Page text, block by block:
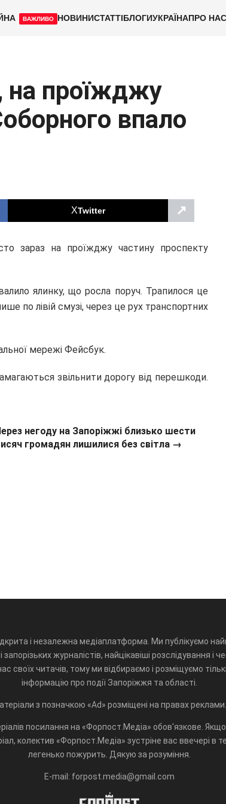
ВАЖЛИВО НОВИНИСТАТТІБЛОГИУКРАЇНАПРО НАС
на проїжджу
впало
Twitter ↗
зараз на проїжджу частину проспекту
ялинку, що росла поруч. Трапилося це
по лівій смузі, через це рух транспортних
мережі Фейсбук.
звільнити дорогу від перешкоди.
негоду на Запоріжжі близько шести
громадян лишилися без світла →
і незалежна медіаплатформа. Ми публікуємо
журналістів, найцікавіші розслідування і
своїх читачів, тому ми відбираємо і розміщуємо
інформацію про події Запоріжжя та області.
з позначкою «Ad» розміщені на правах реклами.
посилання на «Форпост.Медіа» обов'язкове. Якщо
колектив «Форпост.Медіа» зустріне вас ввечері в
легенько пожурить. Дякую за розуміння.
E-mail: forpost.media@gmail.com